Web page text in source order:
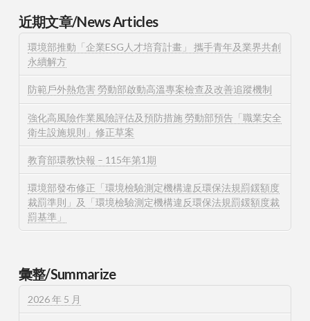
近期文章/News Articles
環境部推動「企業ESG人才培育計畫」 攜手青年及業界共創
永續解方
防範戶外熱危害 勞動部啟動高溫專案檢查及改善追蹤機制
強化高風險作業風險評估及預防措施 勞動部預告「職業安全
衛生設施規則」修正草案
教育部環教快報 – 115年第1期
環境部發布修正「環境檢驗測定機構違反環保法規罰鍰額度
裁罰準則」及「環境檢驗測定機構違反環保法規罰鍰額度裁
罰基準」
彙整/Summarize
2026 年 5 月